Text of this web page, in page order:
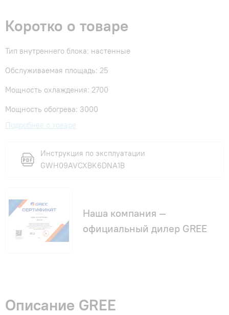
Коротко о товаре
Тип внутреннего блока: настенные
Обслуживаемая площадь: 25
Мощность охлаждения: 2700
Мощность обогрева: 3000
Подробнее о товаре
Инструкция по эксплуатации
GWH09AVCXBK6DNA1B
Наша компания —
официальный дилер GREE
Описание GREE